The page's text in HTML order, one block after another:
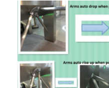
De Poort van de de
Klep barrière Gate
Swing barrière Gate